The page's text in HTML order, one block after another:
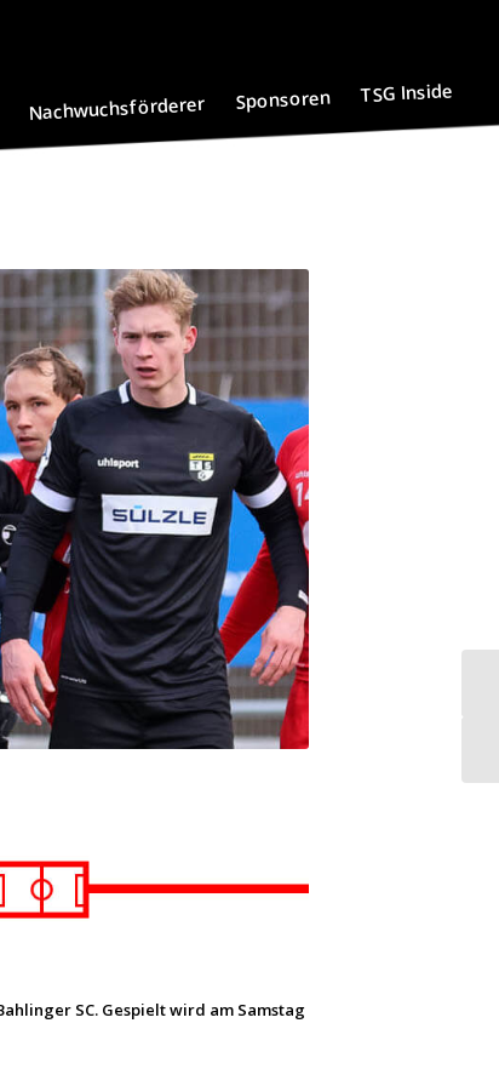
Nachwuchsförderer Sponsoren TSG Inside
SC. Gespielt wird am Samstag